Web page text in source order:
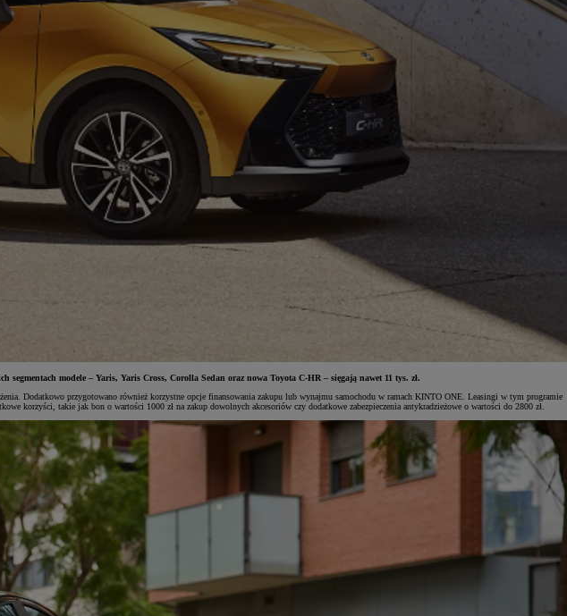
modele – Yaris, Yaris Cross, Corolla Sedan oraz nowa Toyota C-HR – sięgają nawet 11 tys. zł.
Dodatkowo przygotowano również korzystne opcje finansowania zakupu lub wynajmu samochodu w ramach KINTO ONE. Leasingi w tym programie
takie jak bon o wartości 1000 zł na zakup dowolnych akcesoriów czy dodatkowe zabezpieczenia antykradzieżowe o wartości do 2800 zł.